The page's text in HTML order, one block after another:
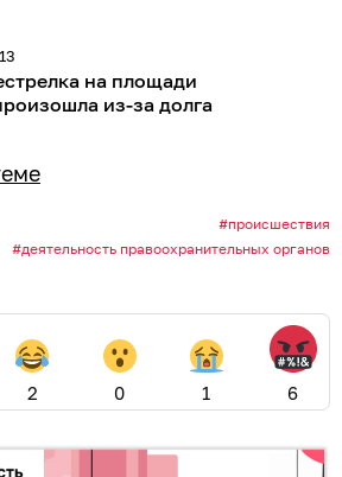
на площади
из-за долга
происшествия
деятельность правоохранительных органов
2 0 1 6